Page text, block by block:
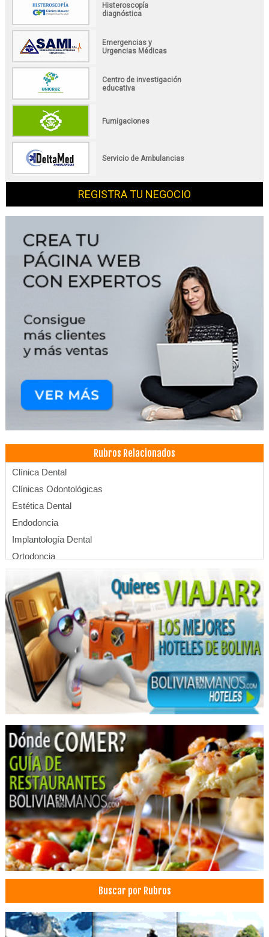
Histeroscopía
diagnóstica
Emergencias y
Urgencias Médicas
Centro de investigación
educativa
Fumigaciones
Servicio de Ambulancias
REGISTRA TU NEGOCIO
Rubros Relacionados
Clínica Dental
Clínicas Odontológicas
Estética Dental
Endodoncia
Implantología Dental
Ortodoncia
Odontología
Dentistas
Consultorio Dental
Blanqueamiento Dental
Implantes dentales
Limpieza Dental
Médicos Odontólogos Pediatras
Médicos Odontólogos
Odontología Integral
Odontología Estética
Odontopediatría
Prótesis Dentales
Periodoncia
Radiólogo Dental
Cirugía Plástica
Cirugía Estética
Clínicas Privadas
Ginecología
Médicos Odontólogos Radiólogos
Clínicas particulares
Buscar por Rubros